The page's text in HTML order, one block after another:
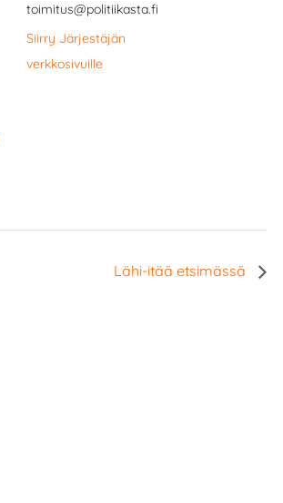
toimitus@politiikasta.fi
Siirry Järjestäjän
verkkosivuille
Lähi-itää etsimässä